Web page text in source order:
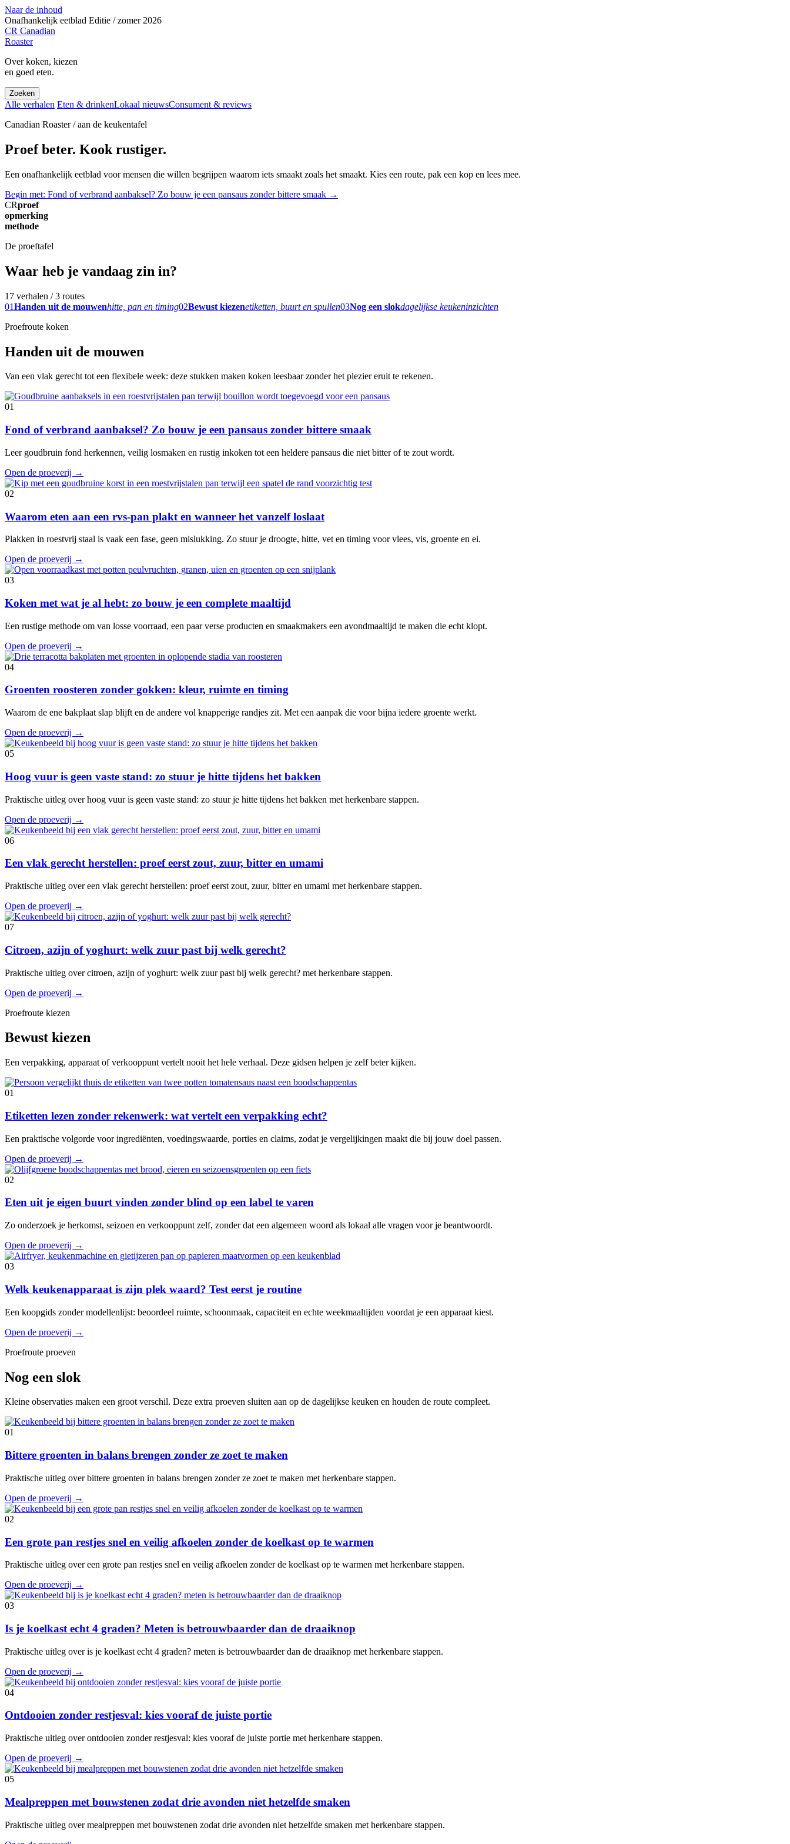
Naar de inhoud
Onafhankelijk eetblad Editie / zomer 2026
CR Canadian
Roaster
Over koken, kiezen
en goed eten.
Zoeken
Alle verhalen Eten & drinkenLokaal nieuwsConsument & reviews
Canadian Roaster / aan de keukentafel
Proef beter. Kook rustiger.
Een onafhankelijk eetblad voor mensen die willen begrijpen waarom iets smaakt zoals het smaakt. Kies een route, pak een kop en lees mee.
Begin met: Fond of verbrand aanbaksel? Zo bouw je een pansaus zonder bittere smaak →
CRproef
opmerking
methode
De proeftafel
Waar heb je vandaag zin in?
17 verhalen / 3 routes
01Handen uit de mouwenhitte, pan en timing02Bewust kiezenetiketten, buurt en spullen03Nog een slokdagelijkse keukeninzichten
Proefroute koken
Handen uit de mouwen
Van een vlak gerecht tot een flexibele week: deze stukken maken koken leesbaar zonder het plezier eruit te rekenen.
01
Fond of verbrand aanbaksel? Zo bouw je een pansaus zonder bittere smaak
Leer goudbruin fond herkennen, veilig losmaken en rustig inkoken tot een heldere pansaus die niet bitter of te zout wordt.
Open de proeverij →
02
Waarom eten aan een rvs-pan plakt en wanneer het vanzelf loslaat
Plakken in roestvrij staal is vaak een fase, geen mislukking. Zo stuur je droogte, hitte, vet en timing voor vlees, vis, groente en ei.
Open de proeverij →
03
Koken met wat je al hebt: zo bouw je een complete maaltijd
Een rustige methode om van losse voorraad, een paar verse producten en smaakmakers een avondmaaltijd te maken die echt klopt.
Open de proeverij →
04
Groenten roosteren zonder gokken: kleur, ruimte en timing
Waarom de ene bakplaat slap blijft en de andere vol knapperige randjes zit. Met een aanpak die voor bijna iedere groente werkt.
Open de proeverij →
05
Hoog vuur is geen vaste stand: zo stuur je hitte tijdens het bakken
Praktische uitleg over hoog vuur is geen vaste stand: zo stuur je hitte tijdens het bakken met herkenbare stappen.
Open de proeverij →
06
Een vlak gerecht herstellen: proef eerst zout, zuur, bitter en umami
Praktische uitleg over een vlak gerecht herstellen: proef eerst zout, zuur, bitter en umami met herkenbare stappen.
Open de proeverij →
07
Citroen, azijn of yoghurt: welk zuur past bij welk gerecht?
Praktische uitleg over citroen, azijn of yoghurt: welk zuur past bij welk gerecht? met herkenbare stappen.
Open de proeverij →
Proefroute kiezen
Bewust kiezen
Een verpakking, apparaat of verkooppunt vertelt nooit het hele verhaal. Deze gidsen helpen je zelf beter kijken.
01
Etiketten lezen zonder rekenwerk: wat vertelt een verpakking echt?
Een praktische volgorde voor ingrediënten, voedingswaarde, porties en claims, zodat je vergelijkingen maakt die bij jouw doel passen.
Open de proeverij →
02
Eten uit je eigen buurt vinden zonder blind op een label te varen
Zo onderzoek je herkomst, seizoen en verkooppunt zelf, zonder dat een algemeen woord als lokaal alle vragen voor je beantwoordt.
Open de proeverij →
03
Welk keukenapparaat is zijn plek waard? Test eerst je routine
Een koopgids zonder modellenlijst: beoordeel ruimte, schoonmaak, capaciteit en echte weekmaaltijden voordat je een apparaat kiest.
Open de proeverij →
Proefroute proeven
Nog een slok
Kleine observaties maken een groot verschil. Deze extra proeven sluiten aan op de dagelijkse keuken en houden de route compleet.
01
Bittere groenten in balans brengen zonder ze zoet te maken
Praktische uitleg over bittere groenten in balans brengen zonder ze zoet te maken met herkenbare stappen.
Open de proeverij →
02
Een grote pan restjes snel en veilig afkoelen zonder de koelkast op te warmen
Praktische uitleg over een grote pan restjes snel en veilig afkoelen zonder de koelkast op te warmen met herkenbare stappen.
Open de proeverij →
03
Is je koelkast echt 4 graden? Meten is betrouwbaarder dan de draaiknop
Praktische uitleg over is je koelkast echt 4 graden? meten is betrouwbaarder dan de draaiknop met herkenbare stappen.
Open de proeverij →
04
Ontdooien zonder restjesval: kies vooraf de juiste portie
Praktische uitleg over ontdooien zonder restjesval: kies vooraf de juiste portie met herkenbare stappen.
Open de proeverij →
05
Mealpreppen met bouwstenen zodat drie avonden niet hetzelfde smaken
Praktische uitleg over mealpreppen met bouwstenen zodat drie avonden niet hetzelfde smaken met herkenbare stappen.